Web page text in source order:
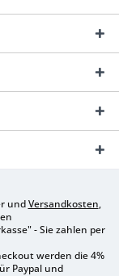
undVersandkosten,
- Sie zahlen per
werden die 4%
Paypal und